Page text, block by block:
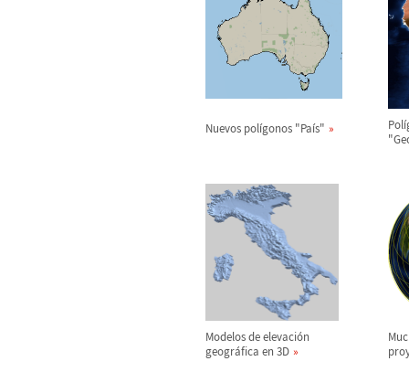
Nuevos polígonos "País" Polí
Modelos de elevación
geográfica en 3D